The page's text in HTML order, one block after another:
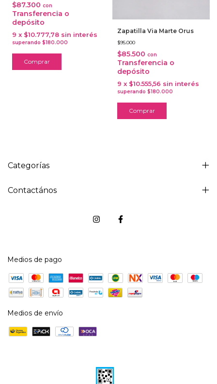
$87.300 con
Transferencia o
depósito
9 x $10.777,78 sin interés
Comprar
Zapatilla Via Marte Orus
$95.000
$85.500 con
Transferencia o
depósito
9 x $10.555,56 sin interés
Comprar
Categorías
Contactános
Medios de pago
Medios de envío